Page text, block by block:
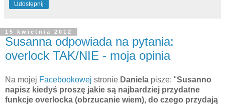
Udostępnij
15 kwietnia 2012
Susanna odpowiada na pytania:
overlock TAK/NIE - moja opinia
Na mojej Facebookowej stronie Daniela pisze: "Susanno
napisz kiedyś proszę jakie są najbardziej przydatne
funkcje overlocka (obrzucanie wiem), do czego przydają